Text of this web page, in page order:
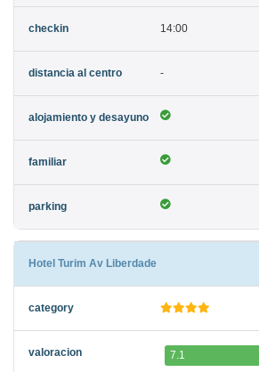
14:00
-
Hotel Turim Av Liberdade
7.1